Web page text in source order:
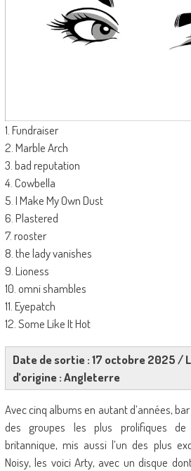
1. Fundraiser
2. Marble Arch
3. bad reputation
4. Cowbella
5. I Make My Own Dust
6. Plastered
7. rooster
8. the lady vanishes
9. Lioness
10. omni shambles
11. Eyepatch
12. Some Like It Hot
Date de sortie : 17 octobre 2025 /
d’origine : Angleterre
Avec cinq albums en autant d’années,
des groupes les plus prolifiques
britannique, mis aussi l’un des plus
Noisy, les voici Arty, avec un disque